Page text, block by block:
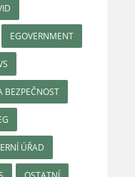
EGOVERNMENT
BEZPEČNOST
ÚŘAD